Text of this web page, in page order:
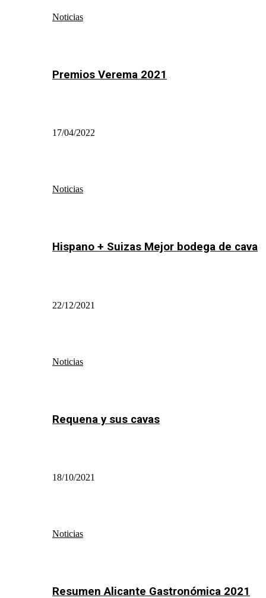
Noticias
Premios Verema 2021
17/04/2022
Noticias
Hispano + Suizas Mejor bodega de cava
22/12/2021
Noticias
Requena y sus cavas
18/10/2021
Noticias
Resumen Alicante Gastronómica 2021